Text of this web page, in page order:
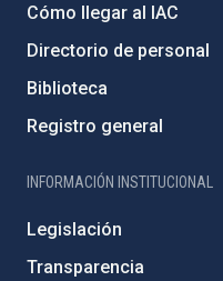
Cómo llegar al IAC
Directorio de personal
Biblioteca
Registro general
INFORMACIÓN INSTITUCIONAL
Legislación
Transparencia